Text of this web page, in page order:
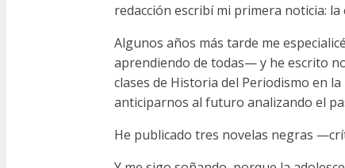
redacción escribí mi primera noticia:
Algunos años más tarde me
aprendiendo de todas— y he escrito
clases de Historia del Periodismo en
anticiparnos al futuro analizando el
He publicado tres novelas negras